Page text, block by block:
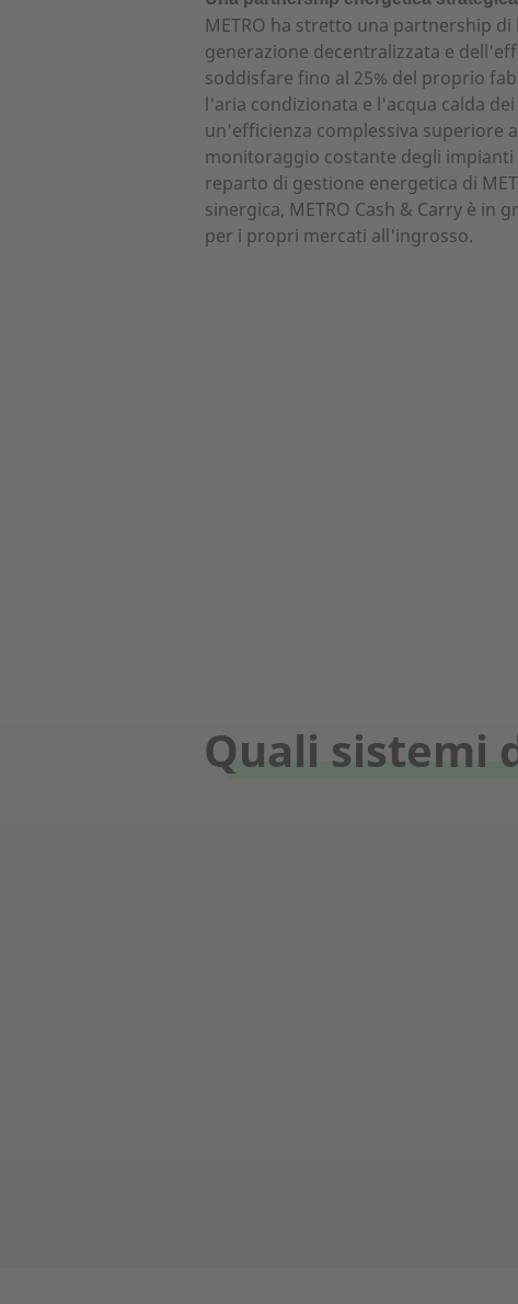
METRO ha stretto una partnership
generazione decentralizzata e
soddisfare fino al 25% del proprio
l'aria condizionata e l'acqua calda
un'efficienza complessiva superiore
monitoraggio costante degli
reparto di gestione energetica di
sinergica, METRO Cash & Carry è
per i propri mercati all'ingrosso.
Quali sistemi